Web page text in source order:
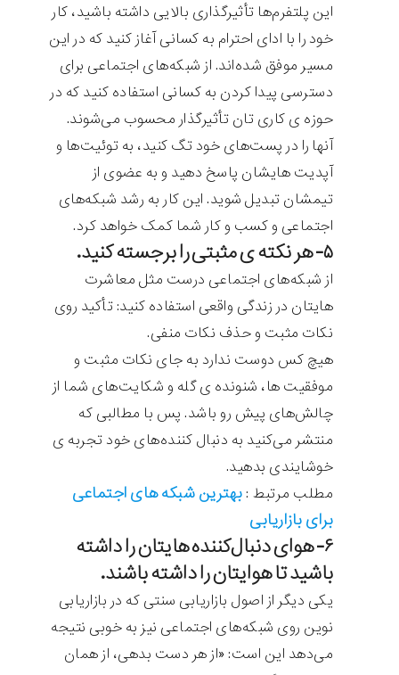
این پلتفرم‌ها تأثیرگذاری بالایی داشته باشید، کار
خود را با ادای احترام به کسانی آغاز کنید که در این
مسیر موفق شده‌اند. از شبکه‌های اجتماعی برای
دسترسی پیدا کردن به کسانی استفاده کنید که در
حوزه ی کاری تان تأثیرگذار محسوب می‌شوند.
آنها را در پست‌های خود تگ کنید، به توئیت‌ها و
آپدیت هایشان پاسخ دهید و به عضوی از
تیمشان تبدیل شوید. این کار به رشد شبکه‌های
اجتماعی و کسب و کار شما کمک خواهد کرد.
۵- هر نکته ی مثبتی را برجسته کنید.
از شبکه‌های اجتماعی درست مثل معاشرت
هایتان در زندگی واقعی استفاده کنید: تأکید روی
نکات مثبت و حذف نکات منفی.
هیچ کس دوست ندارد به جای نکات مثبت و
موفقیت ها، شنونده ی گله و شکایت‌های شما از
چالش‌های پیش رو باشد. پس با مطالبی که
منتشر می‌کنید به دنبال کننده‌های خود تجربه ی
خوشایندی بدهید.
مطلب مرتبط :‌بهترین شبکه های اجتماعی
برای بازاریابی
۶- هوای دنبال‌کننده هایتان را داشته
باشید تا هوایتان را داشته باشند.
یکی دیگر از اصول بازاریابی سنتی که در بازاریابی
نوین روی شبکه‌های اجتماعی نیز به خوبی نتیجه
می‌دهد این است: «از هر دست بدهی، از همان